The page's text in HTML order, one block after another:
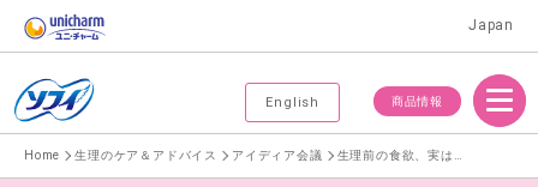
Japan
English 商品情報
Menu
Home 生理のケア＆アドバイス アイディア会議